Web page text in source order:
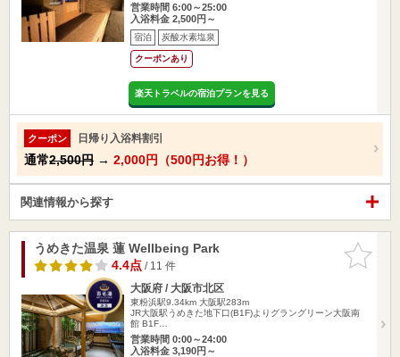
営業時間 6:00～25:00
入浴料金 2,500円～
宿泊 炭酸水素塩泉
クーポンあり
楽天トラベルの宿泊プランを見る
クーポン 日帰り入浴料割引
通常2,500円 → 2,000円（500円お得！）
関連情報から探す
お気に入
りに追加
うめきた温泉 蓮 Wellbeing Park
4.4点/ 11 件
大阪府 / 大阪市北区
東粉浜駅9.34km 大阪駅283m
JR大阪駅うめきた地下口(B1F)よりグラングリーン大阪南
館 B1F…
営業時間 0:00～24:00
入浴料金 3,190円～